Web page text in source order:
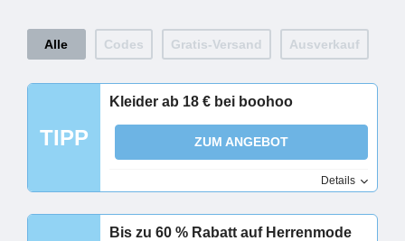
Alle Codes Gratis-Versand Ausverkauf
TIPP
Kleider ab 18 € bei boohoo
ZUM ANGEBOT
Details
Bis zu 60 % Rabatt auf Herrenmode